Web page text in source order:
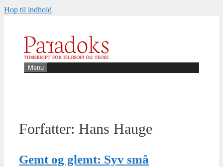
Hop til indhold
Menu
Forfatter: Hans Hauge
Gemt og glemt: Syv små